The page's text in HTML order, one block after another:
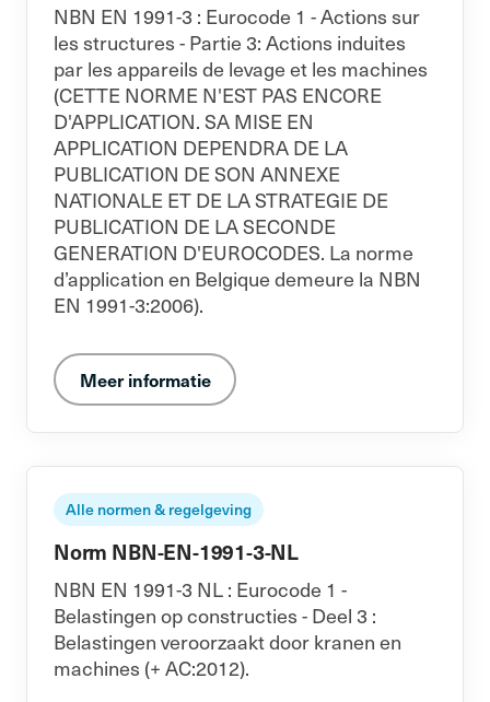
NBN EN 1991-3 : Eurocode 1 - Actions sur
les structures - Partie 3: Actions induites
par les appareils de levage et les machines
(CETTE NORME N'EST PAS ENCORE
D'APPLICATION. SA MISE EN
APPLICATION DEPENDRA DE LA
PUBLICATION DE SON ANNEXE
NATIONALE ET DE LA STRATEGIE DE
PUBLICATION DE LA SECONDE
GENERATION D'EUROCODES. La norme
d’application en Belgique demeure la NBN
EN 1991-3:2006).
Meer informatie
Alle normen & regelgeving
Norm NBN-EN-1991-3-NL
NBN EN 1991-3 NL : Eurocode 1 -
Belastingen op constructies - Deel 3 :
Belastingen veroorzaakt door kranen en
machines (+ AC:2012).